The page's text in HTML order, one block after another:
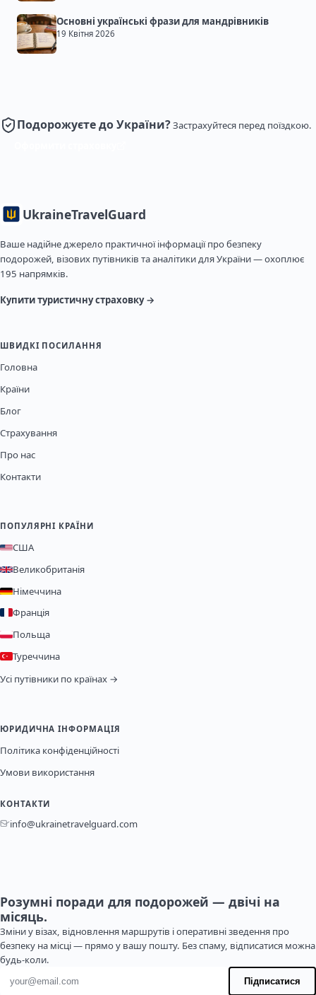
Основні українські фрази для мандрівників
19 Квітня 2026
Подорожуєте до України?Застрахуйтеся перед поїздкою.
UkraineTravelGuard
Ваше надійне джерело практичної інформації про безпеку
подорожей, візових путівників та аналітики для України — охоплює
195 напрямків.
Купити туристичну страховку →
ШВИДКІ ПОСИЛАННЯ
Головна
Країни
Блог
Страхування
Про нас
Контакти
ПОПУЛЯРНІ КРАЇНИ
США
Великобританія
Німеччина
Франція
Польща
Туреччина
Усі путівники по країнах →
ЮРИДИЧНА ІНФОРМАЦІЯ
Політика конфіденційності
Умови використання
КОНТАКТИ
info@ukrainetravelguard.com
Розумні поради для подорожей — двічі на
місяць.
Зміни у візах, відновлення маршрутів і оперативні зведення про
безпеку на місці — прямо у вашу пошту. Без спаму, відписатися можна
будь-коли.
Адреса електронної пошти Підписатися